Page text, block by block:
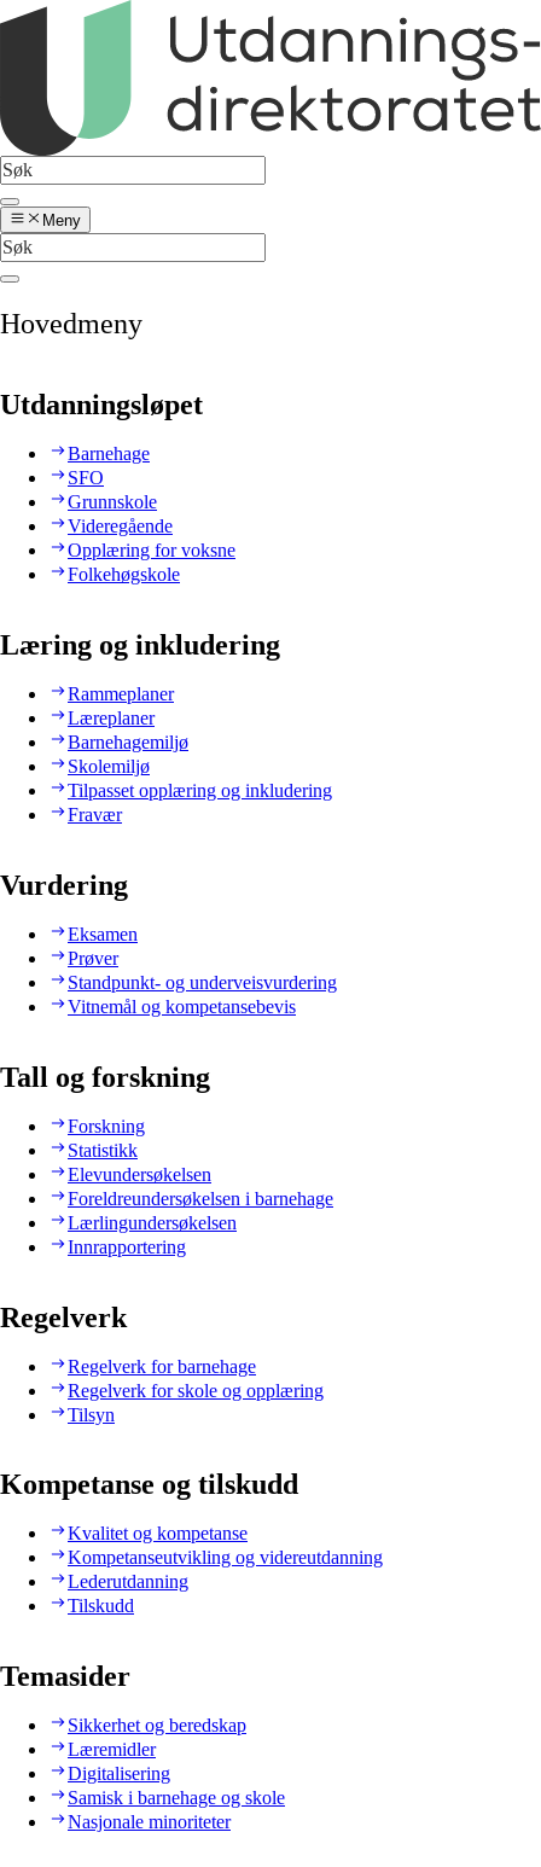
Meny
Hovedmeny
Utdanningsløpet
Barnehage
SFO
Grunnskole
Videregående
Opplæring for voksne
Folkehøgskole
Læring og inkludering
Rammeplaner
Læreplaner
Barnehagemiljø
Skolemiljø
Tilpasset opplæring og inkludering
Fravær
Vurdering
Eksamen
Prøver
Standpunkt- og underveisvurdering
Vitnemål og kompetansebevis
Tall og forskning
Forskning
Statistikk
Elevundersøkelsen
Foreldreundersøkelsen i barnehage
Lærlingundersøkelsen
Innrapportering
Regelverk
Regelverk for barnehage
Regelverk for skole og opplæring
Tilsyn
Kompetanse og tilskudd
Kvalitet og kompetanse
Kompetanseutvikling og videreutdanning
Lederutdanning
Tilskudd
Temasider
Sikkerhet og beredskap
Læremidler
Digitalisering
Samisk i barnehage og skole
Nasjonale minoriteter